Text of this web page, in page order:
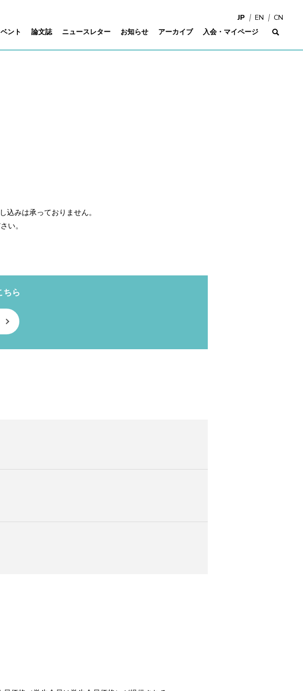
ント 論文誌 ニュースレター お知らせ アーカイブ 入会・マイページ
JP EN CN
込みは承っておりません。
い。
ちら